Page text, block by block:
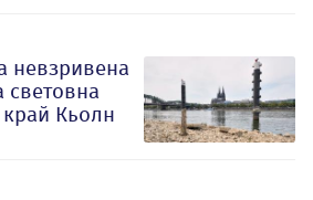
невзривена
световна
Кьолн